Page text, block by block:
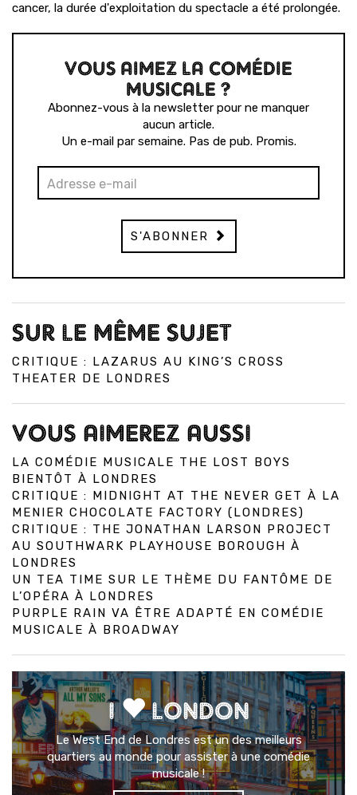
cancer, la durée d'exploitation du spectacle a été prolongée.
VOUS AIMEZ LA COMÉDIE
MUSICALE ?
Abonnez-vous à la newsletter pour ne manquer
aucun article.
Un e-mail par semaine. Pas de pub. Promis.
S'ABONNER
SUR LE MÊME SUJET
CRITIQUE : LAZARUS AU KING’S CROSS
THEATER DE LONDRES
VOUS AIMEREZ AUSSI
LA COMÉDIE MUSICALE THE LOST BOYS
BIENTÔT À LONDRES
CRITIQUE : MIDNIGHT AT THE NEVER GET À LA
MENIER CHOCOLATE FACTORY (LONDRES)
CRITIQUE : THE JONATHAN LARSON PROJECT
AU SOUTHWARK PLAYHOUSE BOROUGH À
LONDRES
UN TEA TIME SUR LE THÈME DU FANTÔME DE
L’OPÉRA À LONDRES
PURPLE RAIN VA ÊTRE ADAPTÉ EN COMÉDIE
MUSICALE À BROADWAY
I LONDON
Le West End de Londres est un des meilleurs
quartiers au monde pour assister à une comédie
musicale !